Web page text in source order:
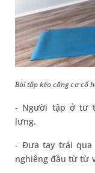
Bài tập kéo căng cơ cổ
- Người tập ở tư
lưng.
- Đưa tay trái qua
nghiêng đầu từ từ